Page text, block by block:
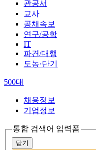
관공서
교사
공채속보
연구/공학
IT
파견/대행
도농·단기
500대
채용정보
기업정보
통합 검색어 입력폼
닫기